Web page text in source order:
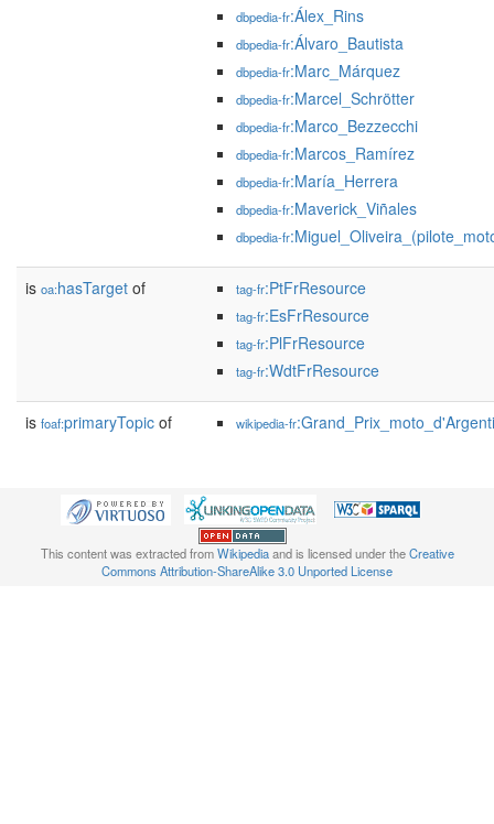
dbpedia-fr:Álex_Rins
dbpedia-fr:Álvaro_Bautista
dbpedia-fr:Marc_Márquez
dbpedia-fr:Marcel_Schrötter
dbpedia-fr:Marco_Bezzecchi
dbpedia-fr:Marcos_Ramírez
dbpedia-fr:María_Herrera
dbpedia-fr:Maverick_Viñales
dbpedia-fr
is oa:hasTarget of tag-fr:PtFrResource
tag-fr:EsFrResource
tag-fr:PlFrResource
tag-fr:WdtFrResource
is foaf:primaryTopic of wikipedia-fr
This content was extracted fromWikipediaand is licensed under theCreative
Commons Attribution-ShareAlike 3.0 Unported License